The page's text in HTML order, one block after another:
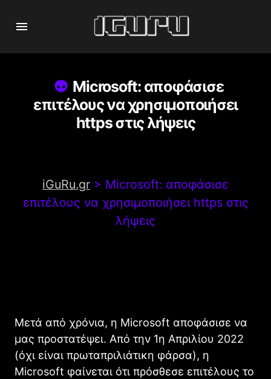
Microsoft: αποφάσισε
επιτέλους να χρησιμοποιήσει
https στις λήψεις
iGuRu.gr > Microsoft: αποφάσισε
επιτέλους να χρησιμοποιήσει https στις
λήψεις
Μετά από χρόνια, η Microsoft αποφάσισε να
μας προστατέψει. Από την 1η Απριλίου 2022
(όχι είναι πρωταπριλιάτικη φάρσα), η
Microsoft φαίνεται ότι πρόσθεσε επιτέλους το